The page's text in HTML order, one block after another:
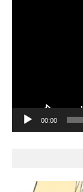
00:00